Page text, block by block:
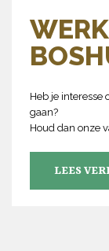
Heb je interesse
gaan?
Houd dan onze
LEES